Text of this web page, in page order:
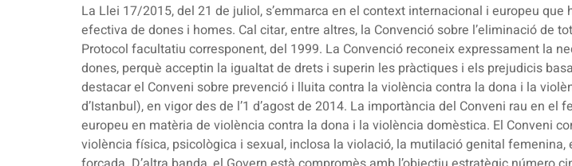
La Llei 17/2015, del 21 de juliol, s’emmarca en el context internacional i europeu
efectiva de dones i homes. Cal citar, entre altres, la Convenció sobre l’eliminació de
Protocol facultatiu corresponent, del 1999. La Convenció reconeix expressament la
dones, perquè acceptin la igualtat de drets i superin les pràctiques i els prejudicis
destacar el Conveni sobre prevenció i lluita contra la violència contra la dona i la
d’Istanbul), en vigor des de l’1 d’agost de 2014. La importància del Conveni rau en
europeu en matèria de violència contra la dona i la violència domèstica. El Conveni
violència física, psicològica i sexual, inclosa la violació, la mutilació genital